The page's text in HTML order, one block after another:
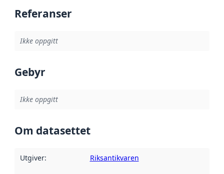
Referanser
Ikke oppgitt
Gebyr
Ikke oppgitt
Om datasettet
Utgiver: Riksantikvaren